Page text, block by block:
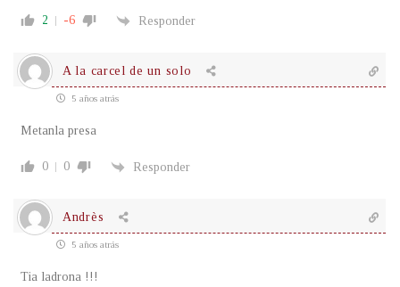
2 -6 Responder
A la carcel de un solo
5 años atrás
Metanla presa
0 0 Responder
Andrès
5 años atrás
Tia ladrona !!!